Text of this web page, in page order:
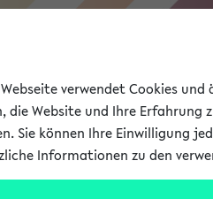
Research
verwendet Cookies
die Website und Ihre Erfahrung
Sie können Ihre Einwilligung
Informationen zu den